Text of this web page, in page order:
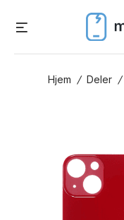
Hjem / Deler /